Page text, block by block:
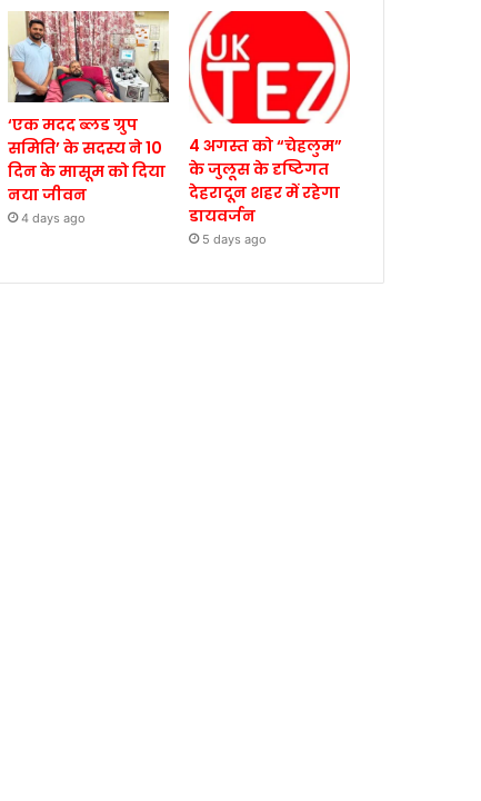
‘एक मदद ब्लड ग्रुप
समिति’ के सदस्य ने 10
दिन के मासूम को दिया
नया जीवन
4 days ago
4 अगस्त को “चेहलुम”
के जुलूस के दृष्टिगत
देहरादून शहर में रहेगा
डायवर्जन
5 days ago